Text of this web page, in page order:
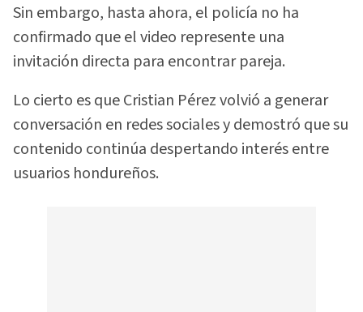
Sin embargo, hasta ahora, el policía no ha
confirmado que el video represente una
invitación directa para encontrar pareja.
Lo cierto es que Cristian Pérez volvió a generar
conversación en redes sociales y demostró que su
contenido continúa despertando interés entre
usuarios hondureños.